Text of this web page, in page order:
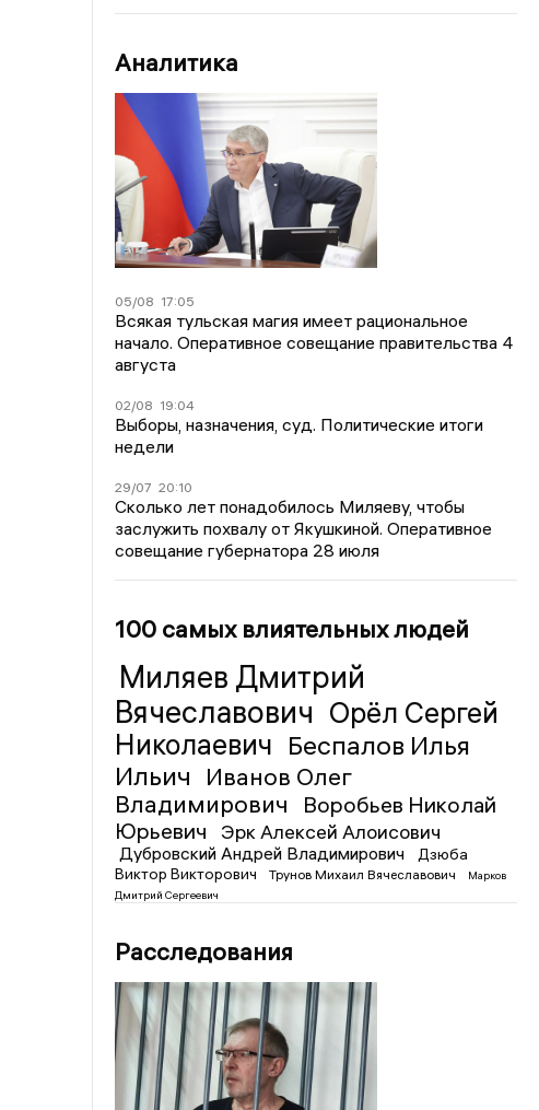
Аналитика
05/08 17:05
Всякая тульская магия имеет рациональное
начало. Оперативное совещание правительства 4
августа
02/08 19:04
Выборы, назначения, суд. Политические итоги
недели
29/07 20:10
Сколько лет понадобилось Миляеву, чтобы
заслужить похвалу от Якушкиной. Оперативное
совещание губернатора 28 июля
100 самых влиятельных людей
Миляев Дмитрий
Вячеславович Орёл Сергей
Николаевич Беспалов Илья
Ильич
Иванов Олег
Владимирович
Воробьев Николай
Юрьевич
Эрк Алексей Алоисович
Дубровский Андрей Владимирович
Дзюба
Виктор Викторович
Трунов Михаил Вячеславович
Марков
Дмитрий Сергеевич
Расследования